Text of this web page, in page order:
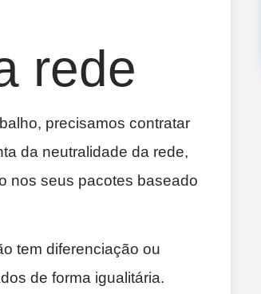
rede
precisamos contratar
da neutralidade da rede,
nos seus pacotes baseado
tem diferenciação ou
de forma igualitária.